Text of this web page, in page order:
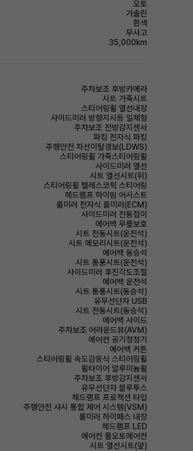
오토
가솔린
흰색
무사고
35,000km
주차보조 후방카메라
시트 가죽시트
스티어링휠 열선내장
사이드미러 방향지시등 일체형
주차보조 전방감지센서
파킹 전자식 파킹
주행안전 차선이탈경보(LDWS)
스티어링휠 가죽스티어링휠
사이드미러 열선
시트 열선시트(뒤)
스티어링휠 텔레스코픽 스티어링
헤드램프 하이빔 어시스트
룸미러 전자식 룸미러(ECM)
사이드미러 전동접이
에어백 무릎보호
시트 전동시트(운전석)
시트 메모리시트(운전석)
에어백 동승석
시트 통풍시트(운전석)
사이드미러 후진각도조절
에어백 운전석
시트 통풍시트(동승석)
유무선단자 USB
시트 전동시트(동승석)
에어백 사이드
주차보조 어라운드뷰(AVM)
에어컨 공기청정기
에어백 커튼
스티어링휠 속도감응식 스티어링휠
휠타이어 알루미늄휠
주차보조 후방감지센서
유무선단자 블루투스
헤드램프 프로젝션 타입
주행안전 샤시 통합 제어 시스템(VSM)
룸미러 하이패스 내장
헤드램프 LED
에어컨 풀오토에어컨
시트 열선시트(앞)